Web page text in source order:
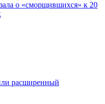
о «сморщившихся» к 20
расширенный